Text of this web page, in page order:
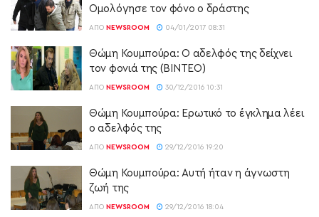
Oμολόγησε τον φόνο ο δράστης
ΑΠΌ NEWSROOM 04/01/2017 08:31
Θώμη Κουμπούρα: Ο αδελφός της δείχνει
τον φονιά της (BINTEO)
ΑΠΌ NEWSROOM 30/12/2016 10:31
Θώμη Κουμπούρα: Ερωτικό το έγκλημα λέει
ο αδελφός της
ΑΠΌ NEWSROOM 29/12/2016 19:20
Θώμη Κουμπούρα: Αυτή ήταν η άγνωστη
ζωή της
ΑΠΌ NEWSROOM 29/12/2016 18:04